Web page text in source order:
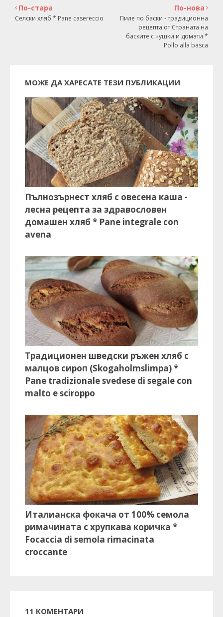
По-нова
Пиле по баски - традиционна
рецепта от Страната на
баските с чушки и домати *
Pollo alla basca
По-стара
Селски хляб * Pane casereccio
МОЖЕ ДА ХАРЕСАТЕ ТЕЗИ ПУБЛИКАЦИИ
Пълнозърнест хляб с овесена каша -
лесна рецепта за здравословен
домашен хляб * Pane integrale con
avena
Традиционен шведски ръжен хляб с
малцов сироп (Skogaholmslimpa) *
Pane tradizionale svedese di segale con
malto e sciroppo
Италианска фокача от 100% семола
римачината с хрупкава коричка *
Focaccia di semola rimacinata
croccante
11 КОМЕНТАРИ